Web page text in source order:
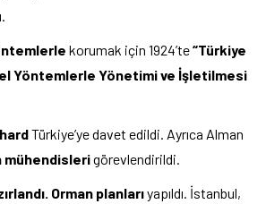
korumak için 1924’te“Türkiye
Yöntemlerle Yönetimi ve İşletilmesi
Türkiye’ye davet edildi. Ayrıca Alman
mühendislerigörevlendirildi.
Orman planlarıyapıldı. İstanbul,